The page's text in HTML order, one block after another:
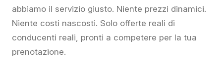
abbiamo il servizio giusto. Niente prezzi dinamici.
Niente costi nascosti. Solo offerte reali di
conducenti reali, pronti a competere per la tua
prenotazione.